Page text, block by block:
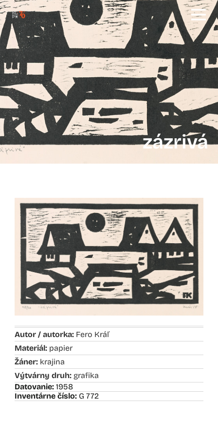
zázrivá
Autor / autorka: Fero Kráľ
Materiál: papier
Žáner: krajina
Výtvárny druh: grafika
Datovanie: 1958
Inventárne číslo: G 772